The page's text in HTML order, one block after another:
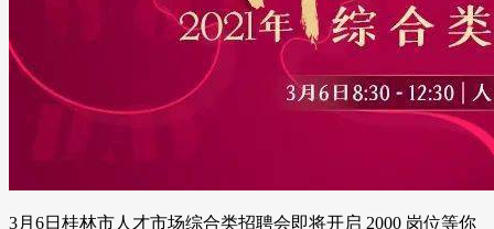
3月6日桂林市人才市场综合类招聘会即将开启 2000 岗位等你